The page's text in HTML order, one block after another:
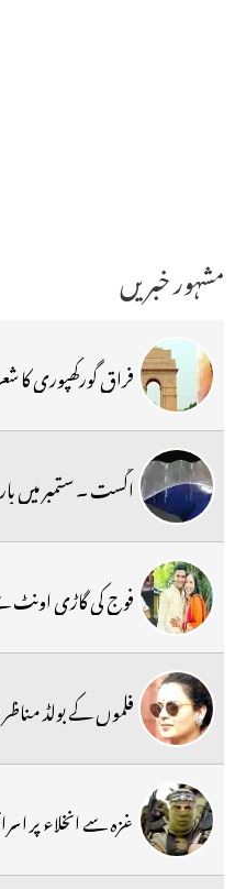
مشہور خبریں
فراق گورکھپوری کا
اگست ۔ ستمبر میں
فوج کی گاڑی اونٹ
فلموں کے بولڈ
غزہ سے انخلاء پر